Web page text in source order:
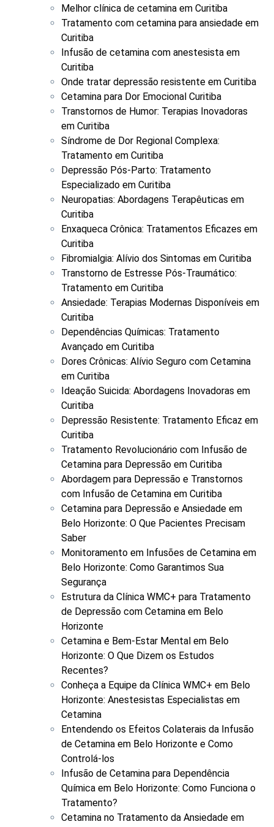
Melhor clínica de cetamina em Curitiba
Tratamento com cetamina para ansiedade em
Curitiba
Infusão de cetamina com anestesista em
Curitiba
Onde tratar depressão resistente em Curitiba
Cetamina para Dor Emocional Curitiba
Transtornos de Humor: Terapias Inovadoras
em Curitiba
Síndrome de Dor Regional Complexa:
Tratamento em Curitiba
Depressão Pós-Parto: Tratamento
Especializado em Curitiba
Neuropatias: Abordagens Terapêuticas em
Curitiba
Enxaqueca Crônica: Tratamentos Eficazes em
Curitiba
Fibromialgia: Alívio dos Sintomas em Curitiba
Transtorno de Estresse Pós-Traumático:
Tratamento em Curitiba
Ansiedade: Terapias Modernas Disponíveis em
Curitiba
Dependências Químicas: Tratamento
Avançado em Curitiba
Dores Crônicas: Alívio Seguro com Cetamina
em Curitiba
Ideação Suicida: Abordagens Inovadoras em
Curitiba
Depressão Resistente: Tratamento Eficaz em
Curitiba
Tratamento Revolucionário com Infusão de
Cetamina para Depressão em Curitiba
Abordagem para Depressão e Transtornos
com Infusão de Cetamina em Curitiba
Cetamina para Depressão e Ansiedade em
Belo Horizonte: O Que Pacientes Precisam
Saber
Monitoramento em Infusões de Cetamina em
Belo Horizonte: Como Garantimos Sua
Segurança
Estrutura da Clínica WMC+ para Tratamento
de Depressão com Cetamina em Belo
Horizonte
Cetamina e Bem-Estar Mental em Belo
Horizonte: O Que Dizem os Estudos
Recentes?
Conheça a Equipe da Clínica WMC+ em Belo
Horizonte: Anestesistas Especialistas em
Cetamina
Entendendo os Efeitos Colaterais da Infusão
de Cetamina em Belo Horizonte e Como
Controlá-los
Infusão de Cetamina para Dependência
Química em Belo Horizonte: Como Funciona o
Tratamento?
Cetamina no Tratamento da Ansiedade em